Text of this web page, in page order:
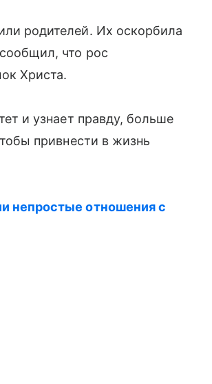
родителей. Их оскорбила
что рос
Христа.
и узнает правду, больше
привнести в жизнь
непростые отношения с